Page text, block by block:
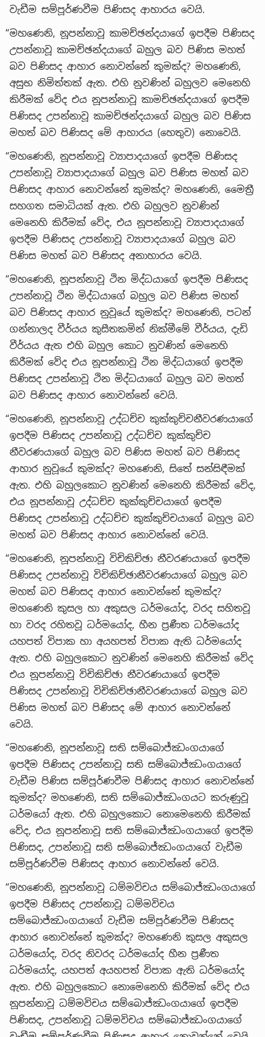
වැඩීම සම්පූර්ණවීම පිණිසද ආහාරය වෙයි.
“මහණෙනි, නූපන්නාවූ කාමච්ඡන්දයාගේ ඉපදීම පිණිසද
උපන්නාවූ කාමච්ඡන්දයාගේ බහුල බව පිණිස මහත්
බව පිණිසද ආහාර නොවන්නේ කුමක්ද? මහණෙනි,
අසුභ නිමිත්තක් ඇත. එහි නුවණින් බහුලව මෙනෙහි
කිරීමක් වේද එය නූපන්නාවූ කාමච්ඡන්දයාගේ ඉපදීම
පිණිසද උපන්නාවූ කාමච්ඡන්දයාගේ බහුල බව පිණිස
මහත් බව පිණිසද මේ ආහාරය (හෙතුව) නොවෙයි.
“මහණෙනි, නූපන්නාවූ ව්‍යාපාදයාගේ ඉපදීම පිණිසද
උපන්නාවූ ව්‍යාපාදයාගේ බහුල බව පිණිස මහත් බව
පිණිසද ආහාර නොවන්නේ කුමක්ද? මහණෙනි, මෛත්‍රී
සහගත සමාධියක් ඇත. එහි බහුලව නුවණින්
මෙනෙහි කිරීමක් වේද, එය නූපන්නාවූ ව්‍යාපාදයාගේ
ඉපදීම පිණිසද උපන්නාවූ ව්‍යාපාදයාගේ බහුල බව
පිණිස මහත් බව පිණිසද අනාහාරය වෙයි.
“මහණෙනි, නූපන්නාවූ ථින මිද්ධයාගේ ඉපදීම පිණිසද
උපන්නාවූ ථින මිද්ධයාගේ බහුල බව පිණිස මහත්
බව පිණිසද ආහාර නුවූයේ කුමක්ද? මහණෙනි, පටන්
ගන්නාලද වීර්යය කුසීතකමින් නික්මීමේ වීර්යය, දැඩි
වීර්යය ඇත එහි බහුල කොට නුවණින් මෙනෙහි
කිරීමක් වේද එය නූපන්නාවූ ථින මිද්ධයාගේ ඉපදීම
පිණිසද උපන්නාවූ ථින මිද්ධයාගේ බහුල බව මහත්
බව පිණිසද ආහාර නොවන්නේ වෙයි.
“මහණෙනි, නූපන්නාවූ උද්ධච්ච කුක්කුච්චනීවරණයාගේ
ඉපදීම පිණිසද උපන්නාවූ උද්ධච්ච කුක්කුච්ච
නීවරණයාගේ බහුල බව පිණිස මහත් බව පිණිසද
ආහාර නුවූයේ කුමක්ද? මහණෙනි, සිතේ සන්සිඳීමක්
ඇත. එහි බහුලකොට නුවණින් මෙනෙහි කිරීමක් වේද,
එය නූපන්නාවූ උද්ධච්ච කුක්කුච්චයාගේ ඉපදීම
පිණිසද උපන්නාවූ උද්ධච්ච කුක්කුච්චයාගේ බහුල බව
මහත් බව පිණිසද ආහාර නොවන්නේ වෙයි.
“මහණෙනි, නූපන්නාවූ විචිකිච්ඡා නීවරණයාගේ ඉපදීම
පිණිසද උපන්නාවූ විචිකිච්ඡානීවරණයාගේ බහුල බව
මහත් බව පිණිසද ආහාර නොවන්නේ කුමක්ද?
මහණෙනි කුසල හා අකුසල ධර්මයෝද, වරද සහිතවූ
හා වරද රහිතවූ ධර්මයෝද, හීන ප්‍රණීත ධර්මයෝද
යහපත් විපාක හා අයහපත් විපාක ඇති ධර්මයෝද
ඇත. එහි බහුලකොට නුවණින් මෙනෙහි කිරීමක් වේද
එය නූපන්නාවූ විචිකිච්ඡා නීවරණයාගේ ඉපදීම
පිණිසද උපන්නාවූ විචිකිච්ඡානීවරණයාගේ බහුල බව
පිණිස මහත් බව පිණිසද මේ ආහාර නොවන්නේ
වෙයි.
“මහණෙනි, නූපන්නාවූ සති සම්බොජ්ඣංගයාගේ
ඉපදීම පිණිසද උපන්නාවූ සති සම්බොජ්ඣංගයාගේ
වැඩීම පිණිස සම්පූර්ණවීම පිණිසද ආහාර නොවන්නේ
කුමක්ද? මහණෙනි, සති සම්බොජ්ඣංගයට කරුණුවූ
ධර්මයෝ ඇත. එහි බහුලකොට නොමෙනෙහි කිරීමක්
වේද, එය නූපන්නාවූ සති සම්බොජ්ඣංගයාගේ ඉපදීම
පිණිසද, උපන්නාවූ සති සම්බොජ්ඣංගයාගේ වැඩීම
සම්පූර්ණවීම පිණිසද ආහාර නොවන්නේ වෙයි.
“මහණෙනි, නූපන්නාවූ ධම්මවිචය සම්බොජ්ඣංගයාගේ
ඉපදීම පිණිසද උපන්නාවූ ධම්මවිචය
සම්බොජ්ඣංගයාගේ වැඩීම සම්පූර්ණවීම පිණිසද
ආහාර නොවන්නේ කුමක්ද? මහණෙනි කුසල අකුසල
ධර්මයෝද, වරද නිවරද ධර්මයෝද හීන ප්‍රණීත
ධර්මයෝද, යහපත් අයහපත් විපාක ඇති ධර්මයෝද
ඇත. එහි බහුලකොට නොමෙනෙහි කිරීමක් වේද එය
නූපන්නාවූ ධම්මවිචය සම්බොජ්ඣංගයාගේ ඉපදීම
පිණිසද, උපන්නාවූ ධම්මවිචය සම්බොජ්ඣංගයාගේ